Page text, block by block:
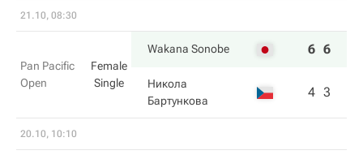
21.10, 08:30
Pan Pacific
Open
Female
Single
Wakana Sonobe 6 6
Никола
Бартункова
4 3
20.10, 10:10